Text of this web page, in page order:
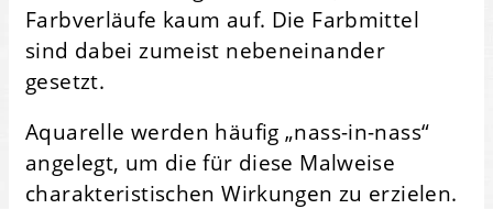
Farbverläufe kaum auf. Die Farbmittel
sind dabei zumeist nebeneinander
gesetzt.
Aquarelle werden häufig „nass-in-nass“
angelegt, um die für diese Malweise
charakteristischen Wirkungen zu erzielen.